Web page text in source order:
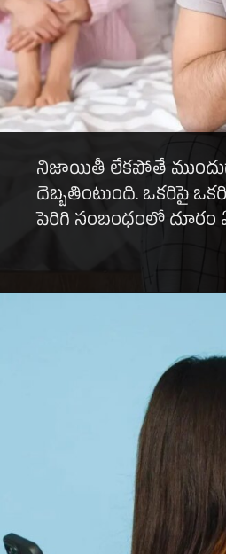
నిజాయితీ లేకపోతే
దెబ్బతింటుంది. ఒకరిపై
పెరిగి సంబంధంలో దూరం